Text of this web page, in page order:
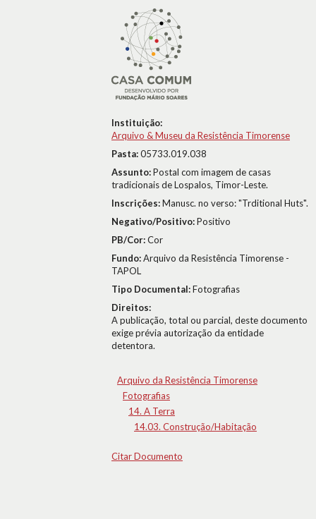
Instituição:
Arquivo & Museu da Resistência Timorense
Pasta:05733.019.038
Assunto:Postal com imagem de casas
tradicionais de Lospalos, Timor-Leste.
Inscrições:Manusc. no verso: "Trditional Huts".
Negativo/Positivo:Positivo
PB/Cor:Cor
Fundo:Arquivo da Resistência Timorense -
TAPOL
Tipo Documental:Fotografias
Direitos:
A publicação, total ou parcial, deste documento
exige prévia autorização da entidade
detentora.
Arquivo da Resistência Timorense
Fotografias
14. A Terra
14.03. Construção/Habitação
Citar Documento